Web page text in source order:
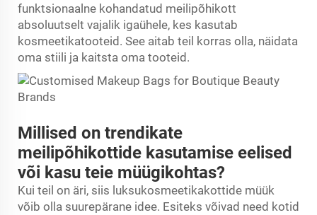
funktsionaalne kohandatud meilipõhikott
absoluutselt vajalik igaühele, kes kasutab
kosmeetikatooteid. See aitab teil korras olla, näidata
oma stiili ja kaitsta oma tooteid.
Millised on trendikate
meilipõhikottide kasutamise eelised
või kasu teie müügikohtas?
Kui teil on äri, siis luksukosmeetikakottide müük
võib olla suurepärane idee. Esiteks võivad need kotid